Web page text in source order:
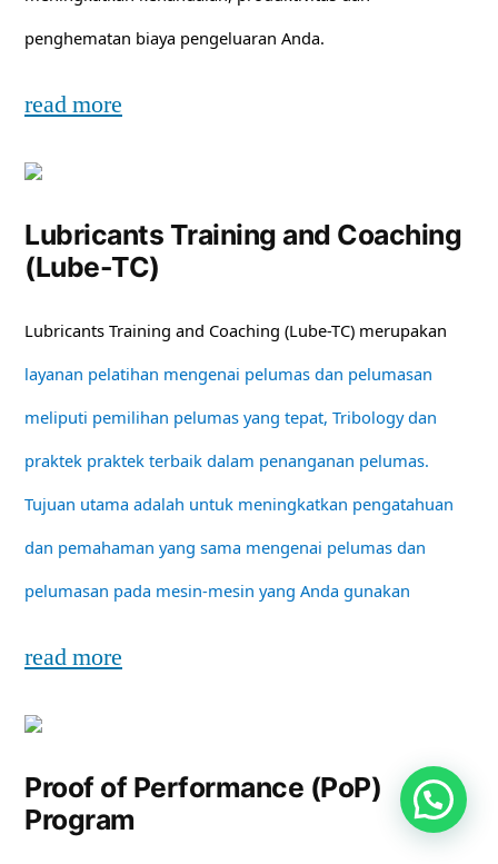
penghematan biaya pengeluaran Anda.
read more
Lubricants Training and Coaching
(Lube-TC)
Lubricants Training and Coaching (Lube-TC) merupakan
layanan pelatihan mengenai pelumas dan pelumasan
meliputi pemilihan pelumas yang tepat, Tribology dan
praktek praktek terbaik dalam penanganan pelumas.
Tujuan utama adalah untuk meningkatkan pengatahuan
dan pemahaman yang sama mengenai pelumas dan
pelumasan pada mesin-mesin yang Anda gunakan
read more
Proof of Performance (PoP)
Program